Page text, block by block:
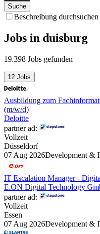
Suche
Beschreibung durchsuchen
Jobs in duisburg
19.398 Jobs gefunden
12 Jobs
Ausbildung zum
(m/w/d)
Deloitte
partner ad:
Vollzeit
Düsseldorf
07 Aug 2026Development &
IT Escalation Manager -
E.ON Digital Technology
partner ad:
Vollzeit
Essen
07 Aug 2026Development &